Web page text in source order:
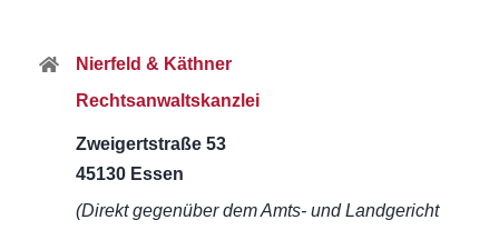
Nierfeld & Käthner
Rechtsanwaltskanzlei
Zweigertstraße 53
45130 Essen
(Direkt gegenüber dem Amts- und Landgericht